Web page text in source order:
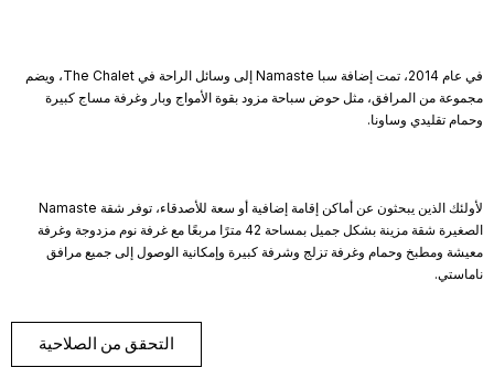
في عام 2014، تمت إضافة سبا Namaste إلى وسائل الراحة في The Chalet، ويضم
مجموعة من المرافق، مثل حوض سباحة مزود بقوة الأمواج وبار وغرفة مساج كبيرة
وحمام تقليدي وساونا.
لأولئك الذين يبحثون عن أماكن إقامة إضافية أو سعة للأصدقاء، توفر شقة Namaste
الصغيرة شقة مزينة بشكل جميل بمساحة 42 مترًا مربعًا مع غرفة نوم مزدوجة وغرفة
معيشة ومطبخ وحمام وغرفة تزلج وشرفة كبيرة وإمكانية الوصول إلى جميع مرافق
ناماستي.
التحقق من الصلاحية